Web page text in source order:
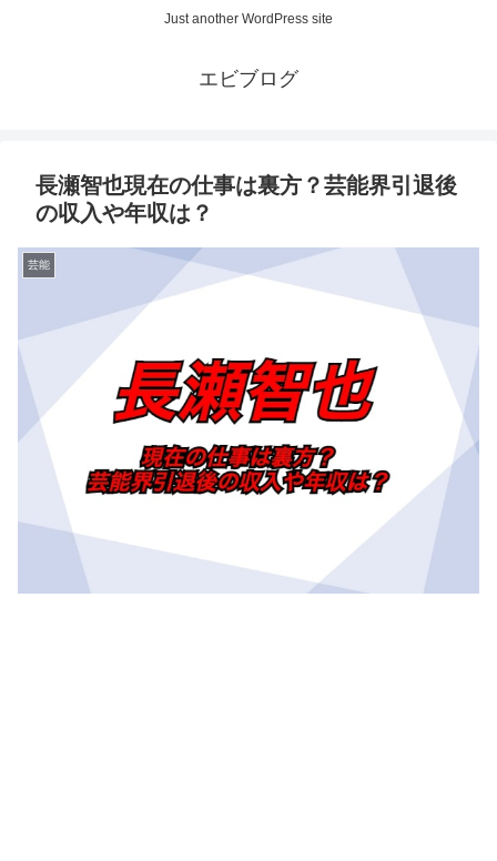
Just another WordPress site
エビブログ
長瀬智也現在の仕事は裏方？芸能界引退後
の収入や年収は？
芸能